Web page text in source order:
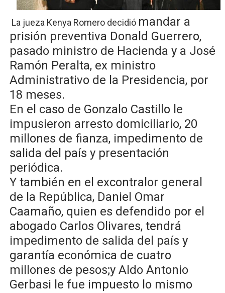
UNTC inicia ofensiva para recuperar fuerza gremial
PRM escogerá este domingo su nueva cúpula
Candidato a presidente del Colegio de Notarios hace
Digecac realizará Primer Festival de Plantas 2026
Josefa Castillo: Liderazgo y Transformación Social al
La jueza Kenya Romero decidió mandar a
prisión preventiva Donald Guerrero,
pasado ministro de Hacienda y a José
Ramón Peralta, ex ministro
Administrativo de la Presidencia, por
18 meses.
En el caso de Gonzalo Castillo le
impusieron arresto domiciliario, 20
millones de fianza, impedimento de
salida del país y presentación
periódica.
Y también en el excontralor general
de la República, Daniel Omar
Caamaño, quien es defendido por el
abogado Carlos Olivares, tendrá
impedimento de salida del país y
garantía económica de cuatro
millones de pesos;y Aldo Antonio
Gerbasi le fue impuesto lo mismo